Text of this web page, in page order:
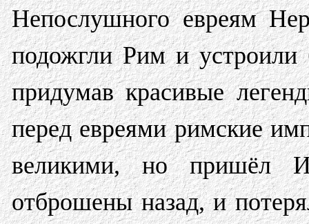
Непослушного евреям
подожгли Рим и устроили
придумав красивые
перед евреями римские
великими, но пришёл
отброшены назад, и